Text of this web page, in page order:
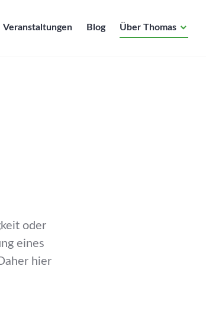
Veranstaltungen Blog Über Thomas
oder
eines
hier